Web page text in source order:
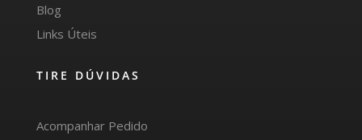
Blog
Links Úteis
TIRE DÚVIDAS
Acompanhar Pedido